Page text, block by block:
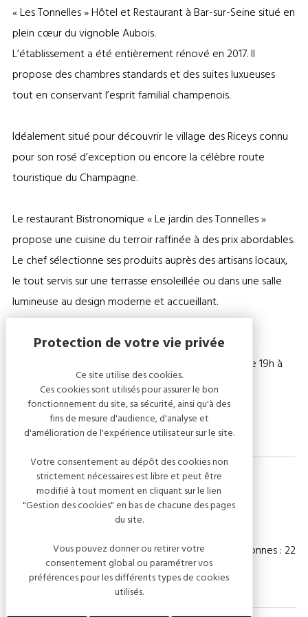
LA
CARTE
« Les Tonnelles » Hôtel et Restaurant à Bar-sur-Seine situé en
plein cœur du vignoble Aubois.
L’établissement a été entièrement rénové en 2017. Il
propose des chambres standards et des suites luxueuses
tout en conservant l’esprit familial champenois.
Idéalement situé pour découvrir le village des Riceys connu
pour son rosé d’exception ou encore la célèbre route
touristique du Champagne.
Le restaurant Bistronomique « Le jardin des Tonnelles »
propose une cuisine du terroir raffinée à des prix abordables.
Le chef sélectionne ses produits auprès des artisans locaux,
le tout servis sur une terrasse ensoleillée ou dans une salle
lumineuse au design moderne et accueillant.
Hôtel ouvert 7 jours sur 7
Restaurant ouvert tous les jours de 10h à 13h30 et de 19h à
Fermé le dimanche soir.
Capacité
Chambre(s) : 11 Nombre de personnes : 22
Ce site utilise des cookies.
Ces cookies sont utilisés pour assurer le bon
fonctionnement du site, sa sécurité, ainsi qu'à des
fins de mesure d'audience, d'analyse et
d'amélioration de l'expérience utilisateur sur le site.
Votre consentement au dépôt des cookies non
strictement nécessaires est libre et peut être
modifié à tout moment en cliquant sur le lien
"Gestion des cookies" en bas de chacune des pages
du site.
Vous pouvez donner ou retirer votre
consentement global ou paramétrer vos
préférences pour les différents types de cookies
utilisés.